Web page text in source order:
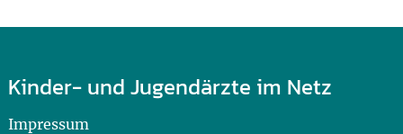
Kinder- und Jugendärzte im Netz
Impressum